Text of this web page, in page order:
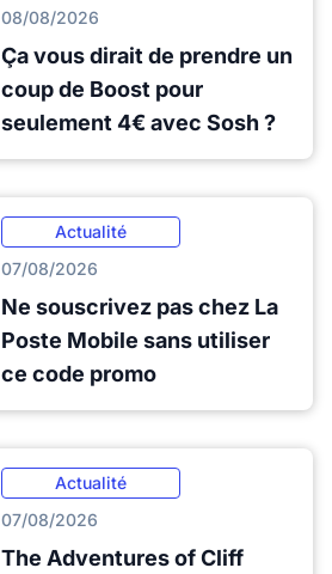
08/08/2026
Ça vous dirait de prendre un
coup de Boost pour
seulement 4€ avec Sosh ?
Actualité
07/08/2026
Ne souscrivez pas chez La
Poste Mobile sans utiliser
ce code promo
Actualité
07/08/2026
The Adventures of Cliff